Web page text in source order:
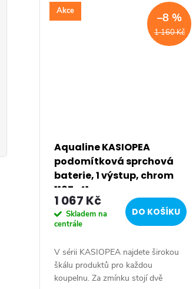
manipulaci....
Akce
1 160 Kč
–8 %
Aqualine KASIOPEA
podomítková sprchová
baterie, 1 výstup, chrom
1107-41
1 067 Kč
Skladem na
centrále
DO KOŠÍKU
V sérii KASIOPEA najdete širokou
škálu produktů pro každou
koupelnu. Za zmínku stojí dvě